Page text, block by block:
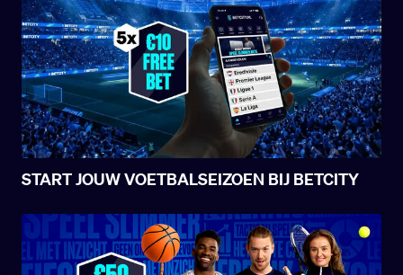
START JOUW VOETBALSEIZOEN BIJ BETCITY